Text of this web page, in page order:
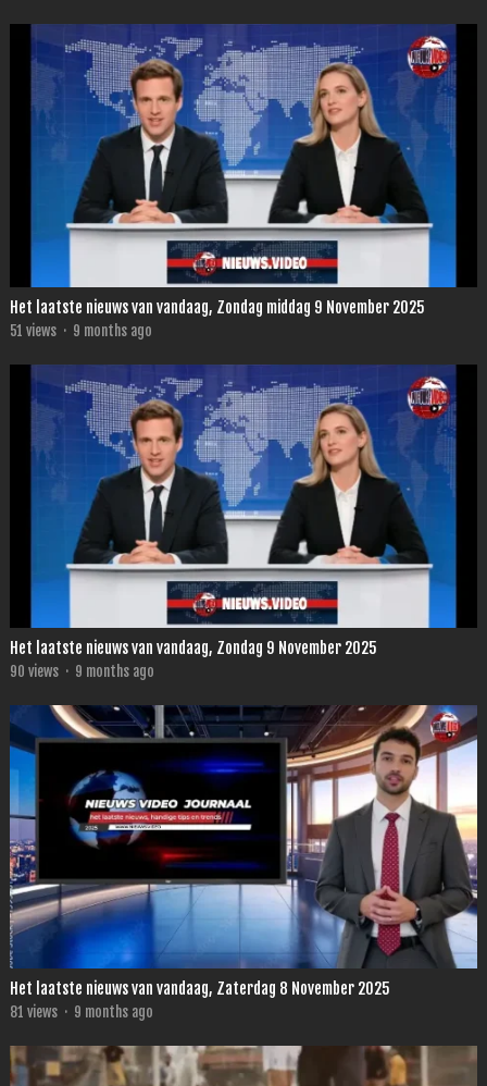
Het laatste nieuws van vandaag, Zondag middag 9 November 2025
51 views · 9 months ago
Het laatste nieuws van vandaag, Zondag 9 November 2025
90 views · 9 months ago
Het laatste nieuws van vandaag, Zaterdag 8 November 2025
81 views · 9 months ago